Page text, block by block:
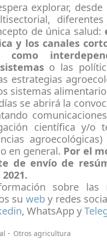
explorar,
diferentes
de única salud:
y los canales
o las
estrategias
sistemas
se abrirá la
científica y/o
en general. Por el
de envío de
sobre las
su weby redes
, WhatsApp y
Otros agricultura